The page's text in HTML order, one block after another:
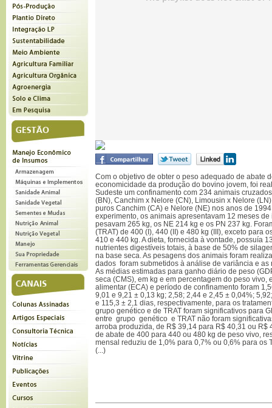
Com o objetivo de obter o peso adequado de abate
economicidade da produção do bovino jovem, foi
Sudeste um confinamento com 234 animais
(BN), Canchim x Nelore (CN), Limousin x Nelore
puros Canchim (CA) e Nelore (NE) nos anos de
experimento, os animais apresentavam 12 meses
pesavam 265 kg, os NE 214 kg e os PN 237 kg.
(TRAT) de 400 (I), 440 (II) e 480 kg (III), exceto para
410 e 440 kg. A dieta, fornecida à vontade, possuía
nutrientes digestíveis totais, à base de 50% de
na base seca. As pesagens dos animais foram
dados foram submetidos à análise de variância e as
As médias estimadas para ganho diário de peso
seca (CMS), em kg e em percentagem do peso vivo,
alimentar (ECA) e período de confinamento foram
9,01 e 9,21 ± 0,13 kg; 2,58; 2,44 e 2,45 ± 0,04%;
e 115,3 ± 2,1 dias, respectivamente, para os
grupo genético e de TRAT foram significativos para
entre grupo genético e TRAT não foram
arroba produzida, de R$ 39,14 para R$ 40,31 ou R$
de abate de 400 para 440 ou 480 kg de peso vivo,
mensal reduziu de 1,0% para 0,7% ou 0,6% para os
(...)